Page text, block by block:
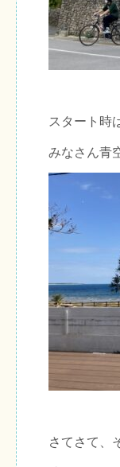
スタート時
みなさん青
さてさて、